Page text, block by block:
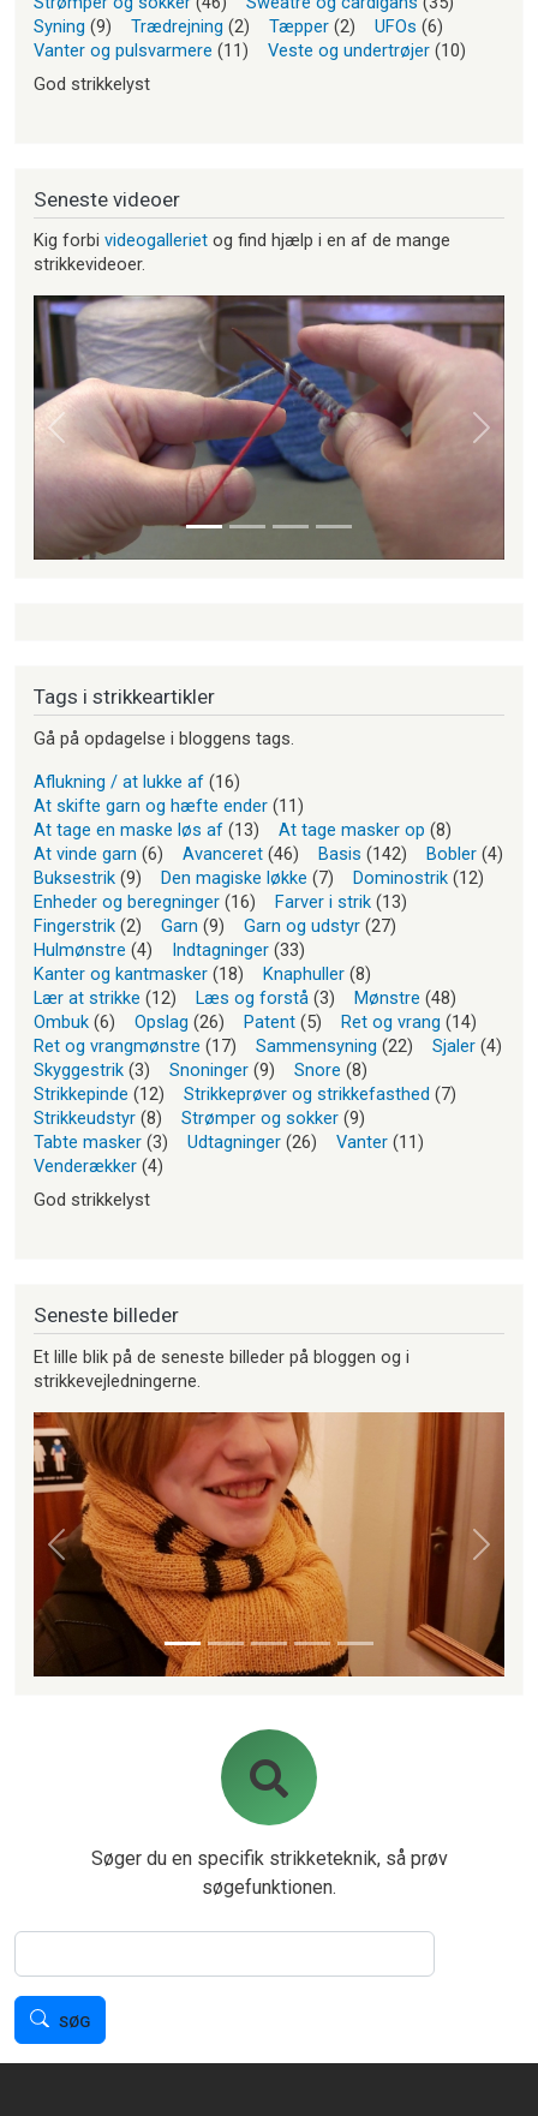
Syning (9) Trædrejning (2) Tæpper (2) UFOs (6)
Vanter og pulsvarmere (11) Veste og undertrøjer (10)
God strikkelyst
Seneste videoer
Kig forbi videogalleriet og find hjælp i en af de mange
strikkevideoer.
Forrige Næste
Tags i strikkeartikler
Gå på opdagelse i bloggens tags.
Aflukning / at lukke af (16)
At skifte garn og hæfte ender (11)
At tage en maske løs af (13) At tage masker op (8)
At vinde garn (6) Avanceret (46) Basis (142) Bobler (4)
Buksestrik (9) Den magiske løkke (7) Dominostrik (12)
Enheder og beregninger (16) Farver i strik (13)
Fingerstrik (2) Garn (9) Garn og udstyr (27)
Hulmønstre (4) Indtagninger (33)
Kanter og kantmasker (18) Knaphuller (8)
Lær at strikke (12) Læs og forstå (3) Mønstre (48)
Ombuk (6) Opslag (26) Patent (5) Ret og vrang (14)
Ret og vrangmønstre (17) Sammensyning (22) Sjaler (4)
Skyggestrik (3) Snoninger (9) Snore (8)
Strikkepinde (12) Strikkeprøver og strikkefasthed (7)
Strikkeudstyr (8) Strømper og sokker (9)
Tabte masker (3) Udtagninger (26) Vanter (11)
Venderækker (4)
God strikkelyst
Seneste billeder
Et lille blik på de seneste billeder på bloggen og i
strikkevejledningerne.
Forrige Næste
Søger du en specifik strikketeknik, så prøv
søgefunktionen.
Søg
SØG